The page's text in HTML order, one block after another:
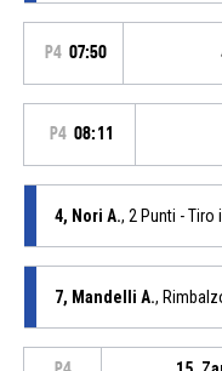
P4 07:50
P4 08:11
4, Nori A., 2 Punti -
7, Mandelli A.,